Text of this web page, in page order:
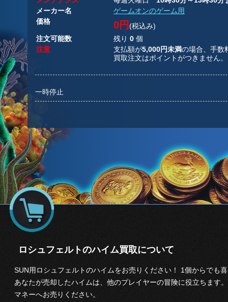
メーカー名
ゲームオンのゲーム用
価格
0円(税込み)
注文可能数
残り 0 個
注意
支払額が5,000円未満の場合、手数
買取注文はポイントがつきません。
一時停止
ロシュフェルトのハイム買取について
SUN用ロシュフェルトのハイムをお売りください！ 1個からでも
あなたが売却したハイムは、他のプレイヤーの冒険に役立ちます
マネーへお売りください。